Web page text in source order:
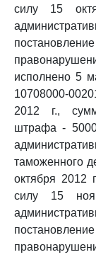
силу 15
исполнено 5
10708000-
2012 г.,
штрафа -
таможенного
октября 2012
силу 15